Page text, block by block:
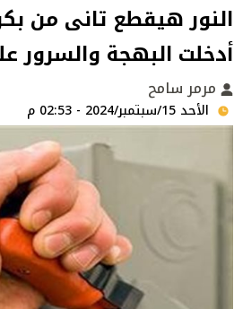
النور هيقطع تانى من
أدخلت البهجة والسرور
مرمر سامح
الأحد 15/سبتمبر/2024 - 02:53 م